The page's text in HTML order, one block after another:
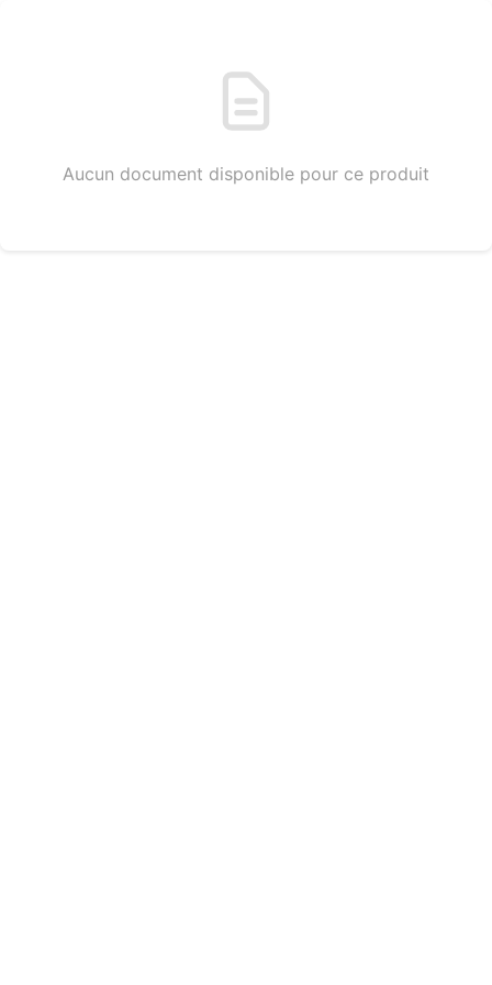
Aucun document disponible pour ce produit